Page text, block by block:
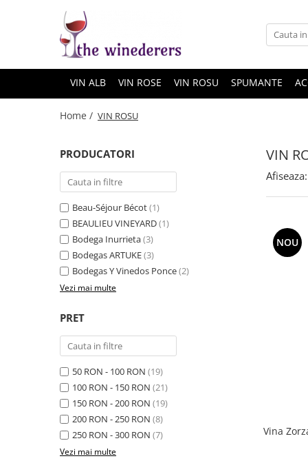
VIN ALB VIN ROSE VIN ROSU SPUMANTE
Home / VIN ROSU
VIN
PRODUCATORI
Beau-Séjour Bécot(1)
BEAULIEU VINEYARD(1)
Bodega Inurrieta(3)
Bodegas ARTUKE(3)
Bodegas Y Vinedos Ponce(2)
Vezi mai multe
PRET
50 RON - 100 RON (19)
100 RON - 150 RON (21)
150 RON - 200 RON (19)
200 RON - 250 RON (8)
250 RON - 300 RON (7)
Vezi mai multe
Afiseaza:
NOU
Vina